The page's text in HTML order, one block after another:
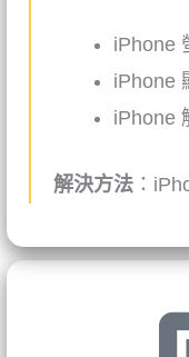
iPhone
iPhone
iPhone
解決方法 ：